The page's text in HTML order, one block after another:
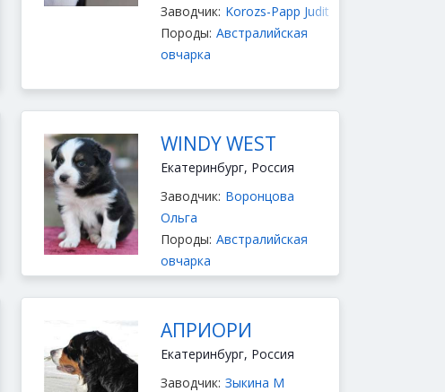
Заводчик: Korozs-Papp Judit
Породы: Австралийская
овчарка
WINDY WEST
Екатеринбург, Россия
Заводчик: Воронцова
Ольга
Породы: Австралийская
овчарка
АПРИОРИ
Екатеринбург, Россия
Заводчик: Зыкина М